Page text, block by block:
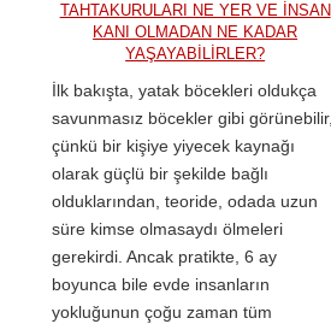
TAHTAKURULARI NE YER VE INSAN
KANI OLMADAN NE KADAR
YAŞAYABILIRLER?
İlk bakışta, yatak böcekleri oldukça
savunmasız böcekler gibi görünebilir,
çünkü bir kişiye yiyecek kaynağı
olarak güçlü bir şekilde bağlı
olduklarından, teoride, odada uzun
süre kimse olmasaydı ölmeleri
gerekirdi. Ancak pratikte, 6 ay
boyunca bile evde insanların
yokluğunun çoğu zaman tüm